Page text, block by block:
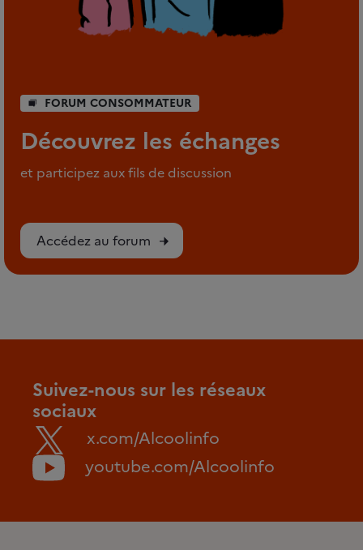
FORUM CONSOMMATEUR
Découvrez les échanges
et participez aux fils de discussion
Accédez au forum
Suivez-nous sur les réseaux
sociaux
x.com/Alcoolinfo
youtube.com/Alcoolinfo